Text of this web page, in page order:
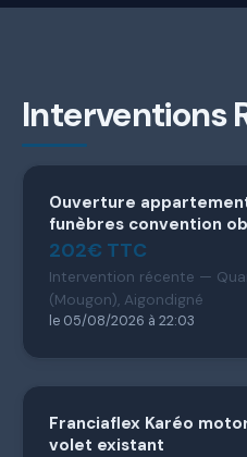
Interventions
Ouverture
funèbres convention
202€ TTC
Intervention récente —
(Mougon), Aigondigné
le 05/08/2026 à 22:03
Franciaflex Karéo
volet existant